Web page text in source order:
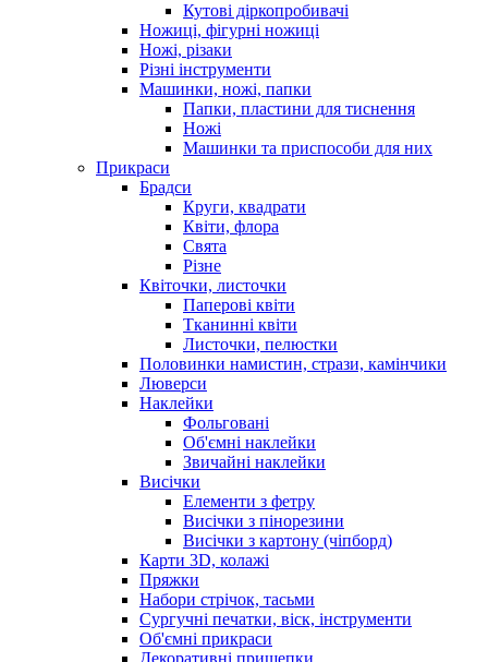
Кутові діркопробивачі
Ножиці, фігурні ножиці
Ножі, різаки
Різні інструменти
Машинки, ножі, папки
Папки, пластини для тиснення
Ножі
Машинки та приспособи для них
Прикраси
Брадси
Круги, квадрати
Квіти, флора
Свята
Різне
Квіточки, листочки
Паперові квіти
Тканинні квіти
Листочки, пелюстки
Половинки намистин, стрази, камінчики
Люверси
Наклейки
Фольговані
Об'ємні наклейки
Звичайні наклейки
Висічки
Елементи з фетру
Висічки з пінорезини
Висічки з картону (чіпборд)
Карти 3D, колажі
Пряжки
Набори стрічок, тасьми
Сургучні печатки, віск, інструменти
Об'ємні прикраси
Декоративні прищепки